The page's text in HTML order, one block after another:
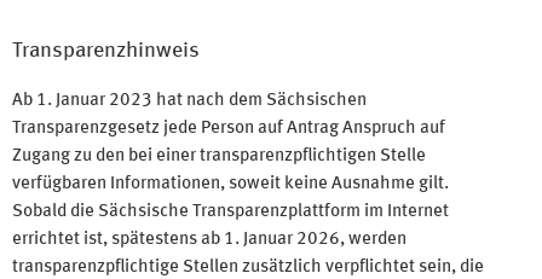
Transparenzhinweis
Ab 1. Januar 2023 hat nach dem Sächsischen
Transparenzgesetz jede Person auf Antrag Anspruch auf
Zugang zu den bei einer transparenzpflichtigen Stelle
verfügbaren Informationen, soweit keine Ausnahme gilt.
Sobald die Sächsische Transparenzplattform im Internet
errichtet ist, spätestens ab 1. Januar 2026, werden
transparenzpflichtige Stellen zusätzlich verpflichtet sein, die